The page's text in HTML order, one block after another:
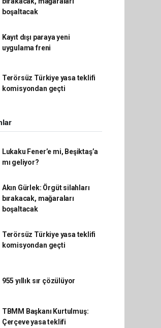
boşaltacak
Kayıt dışı paraya yeni
uygulama freni
Terörsüz Türkiye yasa teklifi
komisyondan geçti
Lukaku Fener’e mi, Beşiktaş’a
mı geliyor?
Akın Gürlek: Örgüt silahları
bırakacak, mağaraları
boşaltacak
Terörsüz Türkiye yasa teklifi
komisyondan geçti
955 yıllık sır çözülüyor
TBMM Başkanı Kurtulmuş:
Çerçeve yasa teklifi